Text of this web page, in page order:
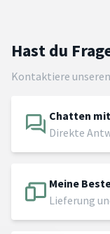
Hast du
Kontaktiere
Chatten
Direkte
Meine
Lieferung